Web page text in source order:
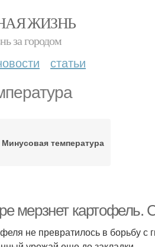
ЖИЗНЬ
за городом
статьи
Минусовая температура
мерзнет картофель.
не превратилось в борьбу с